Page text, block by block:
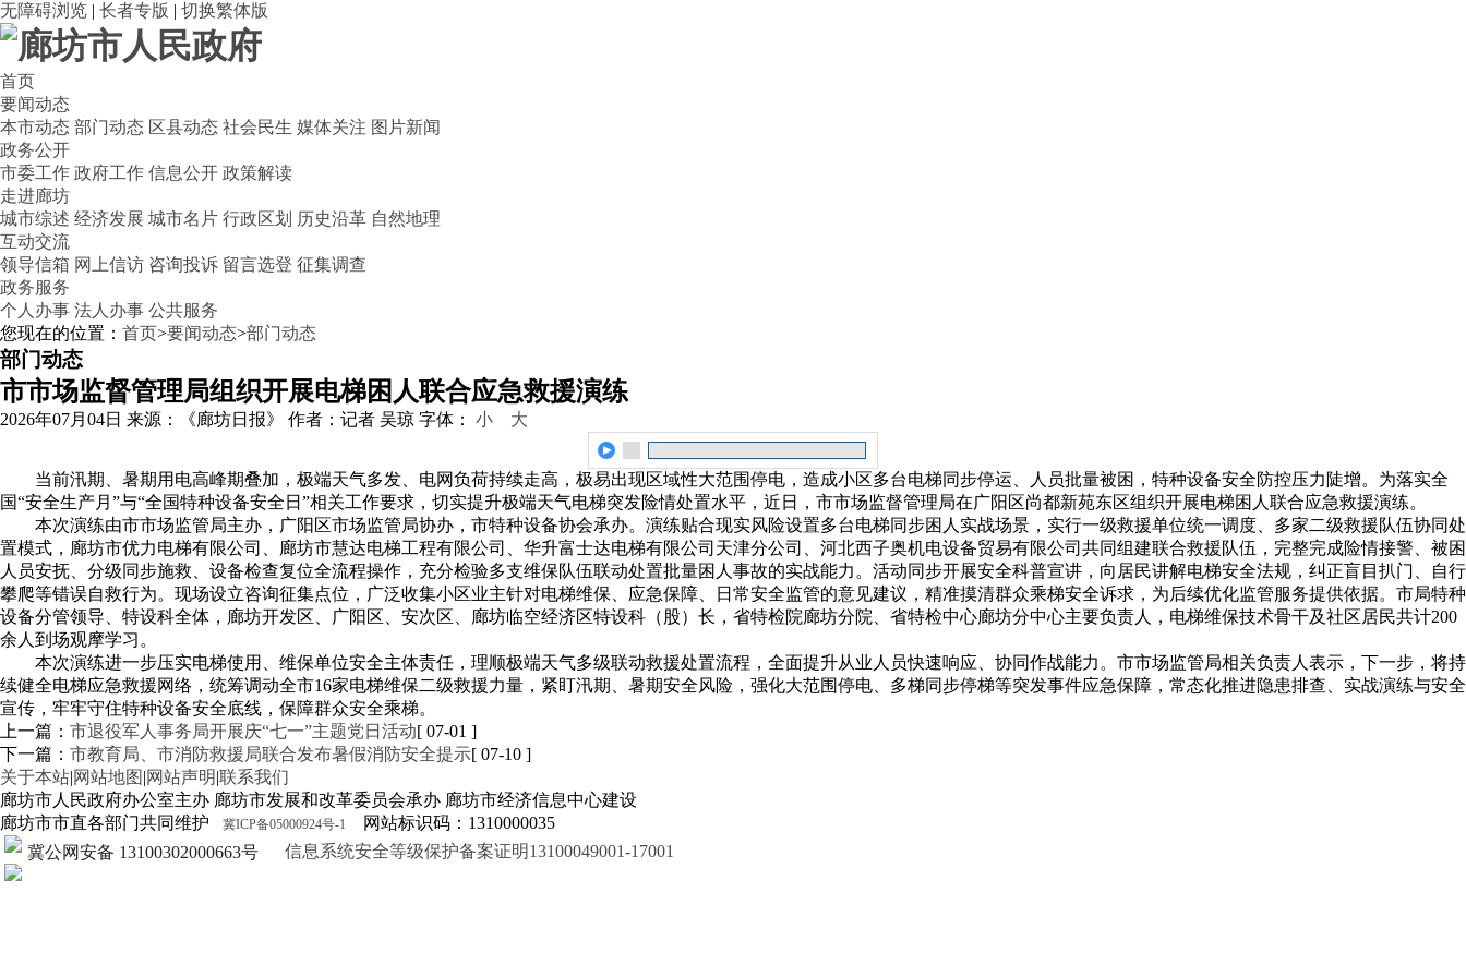
无障碍浏览 | 长者专版 | 切换繁体版
首页
要闻动态
本市动态 部门动态 区县动态 社会民生 媒体关注 图片新闻
政务公开
市委工作 政府工作 信息公开 政策解读
走进廊坊
城市综述 经济发展 城市名片 行政区划 历史沿革 自然地理
互动交流
领导信箱 网上信访 咨询投诉 留言选登 征集调查
政务服务
个人办事 法人办事 公共服务
您现在的位置： 首页>要闻动态>部门动态
部门动态
市市场监督管理局组织开展电梯困人联合应急救援演练
2026年07月04日 来源：《廊坊日报》 作者：记者 吴琼 字体： 小 大
当前汛期、暑期用电高峰期叠加，极端天气多发、电网负荷持续走高，极易出现区域性大范围停电，造成小区多台电梯同步停运、人员批量被困，特种设备安全防控压力陡增。为落实全
国“安全生产月 ”与“全国特种设备安全日 ”相关工作要求，切实提升极端天气电梯突发险情处置水平，近日，市市场监督管理局在广阳区尚都新苑东区组织开展电梯困人联合应急救援演练。
本次演练由市市场监管局主办，广阳区市场监管局协办，市特种设备协会承办。演练贴合现实风险设置多台电梯同步困人实战场景，实行一级救援单位统一调度、多家二级救援队伍协同处
置模式，廊坊市优力电梯有限公司、廊坊市慧达电梯工程有限公司、华升富士达电梯有限公司天津分公司、河北西子奥机电设备贸易有限公司共同组建联合救援队伍，完整完成险情接警、被困
人员安抚、分级同步施救、设备检查复位全流程操作，充分检验多支维保队伍联动处置批量困人事故的实战能力。活动同步开展安全科普宣讲，向居民讲解电梯安全法规，纠正盲目扒门、自行
攀爬等错误自救行为。现场设立咨询征集点位，广泛收集小区业主针对电梯维保、应急保障、日常安全监管的意见建议，精准摸清群众乘梯安全诉求，为后续优化监管服务提供依据。市局特种
设备分管领导、特设科全体，廊坊开发区、广阳区、安次区、廊坊临空经济区特设科（股）长，省特检院廊坊分院、省特检中心廊坊分中心主要负责人，电梯维保技术骨干及社区居民共计200
余人到场观摩学习。
本次演练进一步压实电梯使用、维保单位安全主体责任，理顺极端天气多级联动救援处置流程，全面提升从业人员快速响应、协同作战能力。市市场监管局相关负责人表示，下一步，将持
续健全电梯应急救援网络，统筹调动全市16家电梯维保二级救援力量，紧盯汛期、暑期安全风险，强化大范围停电、多梯同步停梯等突发事件应急保障，常态化推进隐患排查、实战演练与安全
宣传，牢牢守住特种设备安全底线，保障群众安全乘梯。
上一篇： 市退役军人事务局开展庆“七一”主题党日活动[ 07-01 ]
下一篇： 市教育局、市消防救援局联合发布暑假消防安全提示[ 07-10 ]
关于本站|网站地图 |网站声明|联系我们
廊坊市人民政府办公室主办 廊坊市发展和改革委员会承办 廊坊市经济信息中心建设
廊坊市市直各部门共同维护
冀ICP备05000924号-1
网站标识码：1310000035
冀公网安备 13100302000663号
信息系统安全等级保护备案证明13100049001-17001